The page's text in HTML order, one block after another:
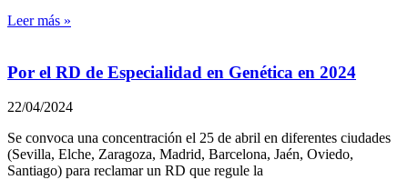
Leer más »
Por el RD de Especialidad en Genética en 2024
22/04/2024
Se convoca una concentración el 25 de abril en diferentes ciudades
(Sevilla, Elche, Zaragoza, Madrid, Barcelona, Jaén, Oviedo,
Santiago) para reclamar un RD que regule la